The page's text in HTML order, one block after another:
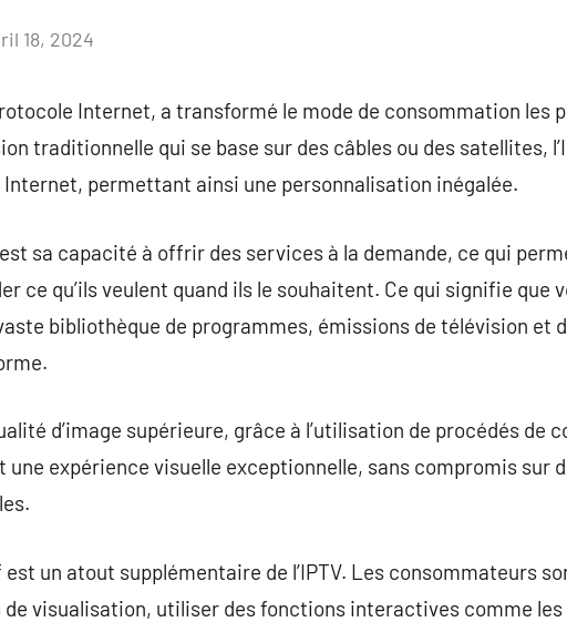
18, 2024
Internet, a transformé le mode de consommation les
traditionnelle qui se base sur des câbles ou des satellites,
permettant ainsi une personnalisation inégalée.
sa capacité à offrir des services à la demande, ce qui
ce qu’ils veulent quand ils le souhaitent. Ce qui signifie que
bibliothèque de programmes, émissions de télévision et
d’image supérieure, grâce à l’utilisation de procédés de
expérience visuelle exceptionnelle, sans compromis sur
un atout supplémentaire de l’IPTV. Les consommateurs
visualisation, utiliser des fonctions interactives comme les